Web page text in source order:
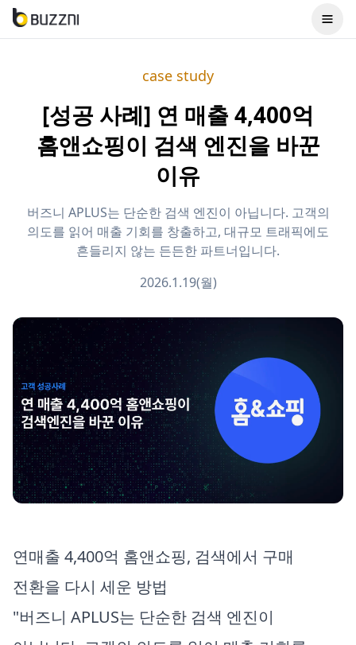
case study
[성공 사례] 연 매출 4,400억
홈앤쇼핑이 검색 엔진을 바꾼
이유
버즈니 APLUS는 단순한 검색 엔진이 아닙니다. 고객의
의도를 읽어 매출 기회를 창출하고, 대규모 트래픽에도
흔들리지 않는 든든한 파트너입니다.
2026.1.19(월)
연매출 4,400억 홈앤쇼핑, 검색에서 구매
전환을 다시 세운 방법
"버즈니 APLUS는 단순한 검색 엔진이